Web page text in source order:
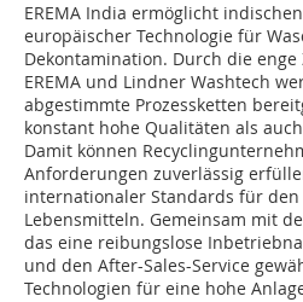
EREMA India ermöglicht
europäischer Technologie für
Dekontamination. Durch die
EREMA und Lindner Washtech
abgestimmte Prozessketten
konstant hohe Qualitäten als
Damit können
Anforderungen zuverlässig
internationaler Standards für
Lebensmitteln. Gemeinsam mit
das eine reibungslose
und den After-Sales-Service
Technologien für eine hohe